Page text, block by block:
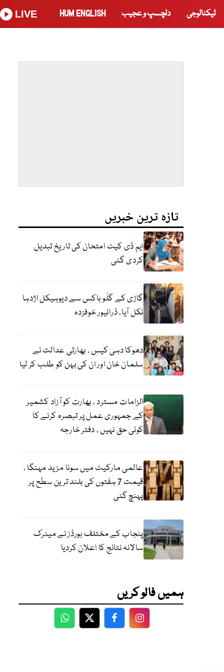
ٹیکنالوجی دلچسپ و عجیب HUM ENGLISH
LIVE
تازہ ترین خبریں
ایم ڈی کیٹ امتحان کی تاریخ تبدیل
کردی گئی
گاڑی کے گلَو باکس سے دیوہیکل اژدہا
نکل آیا، ڈرائیور خوفزدہ
دھوکا دہی کیس ، بھارتی عدالت نے
سلمان خان اور ان کی بہن کو طلب کر لیا
الزامات مسترد ، بھارت کو آزاد کشمیر
کے جمہوری عمل پر تبصرہ کرنے کا
کوئی حق نہیں ، دفتر خارجہ
عالمی مارکیٹ میں سونا مزید مہنگا ،
قیمت 7 ہفتوں کی بلند ترین سطح پر
پہنچ گئی
پنجاب کے مختلف بورڈز نے میٹرک
سالانہ نتائج کا اعلان کردیا
ہمیں فالو کریں
WhatsApp
TwitterFacebookFacebook